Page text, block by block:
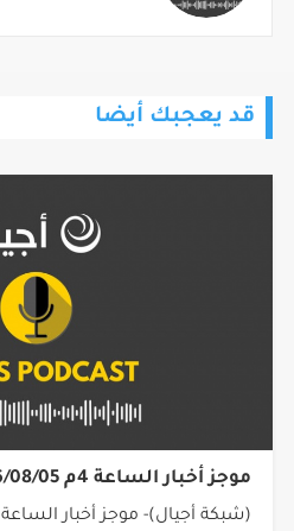
قد يعجبك أيضا
موجز أخبار الساعة 4م 2026/08/05
(شبكة أجيال)- موجز أخبار الساعة 4م 2026/08/05